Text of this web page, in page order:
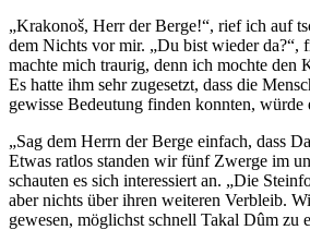
„Krakonoš, Herr der Berge!“, rief ich auf
dem Nichts vor mir. „Du bist wieder da?“,
machte mich traurig, denn ich mochte den
Es hatte ihm sehr zugesetzt, dass die
gewisse Bedeutung finden konnten,
„Sag dem Herrn der Berge einfach, dass
Etwas ratlos standen wir fünf Zwerge im
schauten es sich interessiert an. „Die
aber nichts über ihren weiteren Verbleib.
gewesen, möglichst schnell Takal Dûm zu